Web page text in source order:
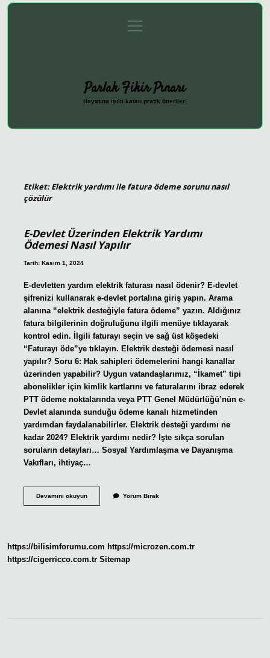
Gizlilik Politikası
menüyü
aç
Parlak Fikir Pınarı
Hayatına ışıltı katan pratik öneriler!
Etiket:Elektrik yardımı ile fatura ödeme sorunu nasıl
çözülür
E-Devlet Üzerinden Elektrik Yardımı
Ödemesi Nasıl Yapılır
Tarih: Kasım 1, 2024
E-devletten yardım elektrik faturası nasıl ödenir? E-devlet
şifrenizi kullanarak e-devlet portalına giriş yapın. Arama
alanına “elektrik desteğiyle fatura ödeme” yazın. Aldığınız
fatura bilgilerinin doğruluğunu ilgili menüye tıklayarak
kontrol edin. İlgili faturayı seçin ve sağ üst köşedeki
“Faturayı öde”ye tıklayın. Elektrik desteği ödemesi nasıl
yapılır? Soru 6: Hak sahipleri ödemelerini hangi kanallar
üzerinden yapabilir? Uygun vatandaşlarımız, “İkamet” tipi
abonelikler için kimlik kartlarını ve faturalarını ibraz ederek
PTT ödeme noktalarında veya PTT Genel Müdürlüğü’nün e-
Devlet alanında sunduğu ödeme kanalı hizmetinden
yardımdan faydalanabilirler. Elektrik desteği yardımı ne
kadar 2024? Elektrik yardımı nedir? İşte sıkça sorulan
soruların detayları… Sosyal Yardımlaşma ve Dayanışma
Vakıfları, ihtiyaç…
Devamını okuyunE-
Nasıl
Yorum Bırak
https://bilisimforumu.com https://microzen.com.tr
https://cigerricco.com.tr Sitemap